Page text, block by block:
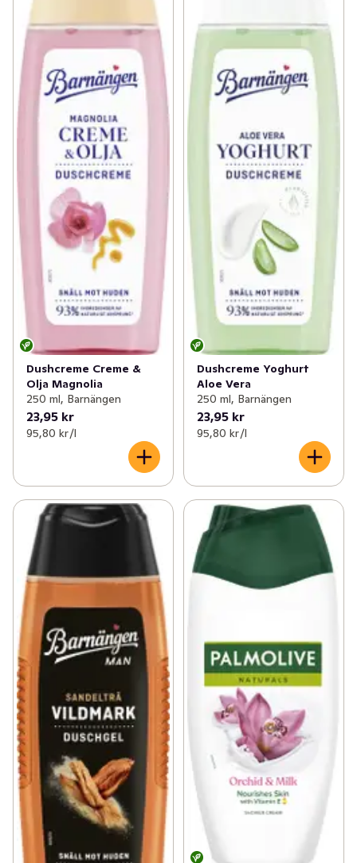
Dushcreme Creme &
Olja Magnolia
250 ml, Barnängen
23,95 kr
95,80 kr /l
Dushcreme Yoghurt
Aloe Vera
250 ml, Barnängen
23,95 kr
95,80 kr /l